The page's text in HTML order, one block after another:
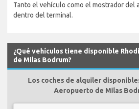
Tanto el vehículo como el mostrador del
dentro del terminal.
¿Qué vehículos tiene disponible
de Milas Bodrum?
Los coches de alquiler
Aeropuerto de Milas